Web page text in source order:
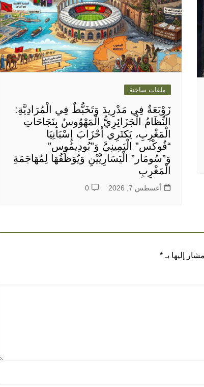
ملفات ساخنة
زَوْبَعَةٌ فِي مَدْرِيدَ وَتَخَبُّطٌ فِي الْمُرَادِيَّةِ:
النِّظَامُ الْجَزَائِرِيُّ الْمَهْوُوسُ بِنَجَاحَاتِ
الْمَغْرِبِ، يَكتَرِي أَحْزَابَ إِسْبَانِيَا
“فُوكْس” الْيَمِينِيَّ وَ”بُودِيمُوس”
وَ”سُومَار” الْيَسَارِيَّيْنِ وَيُوَظِّفُهَا لِمُهَاجَمَةِ
الْمَغْرِبِ
أغسطس 7, 2026 0
إليها بـ *